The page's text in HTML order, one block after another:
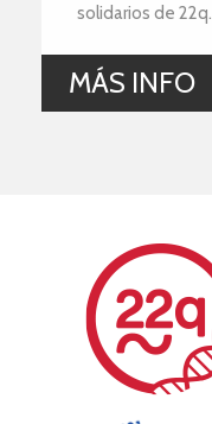
solidarios de 22q.
MÁS INFO